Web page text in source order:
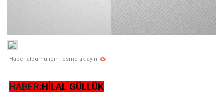
Haber albümü için resme tıklayın
HABER:HİLAL GÜLLÜK